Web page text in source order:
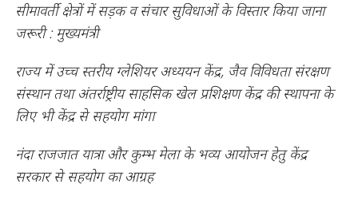
सीमावर्ती क्षेत्रों में सड़क व संचार सुविधाओं के विस्तार किया जाना
जरूरी : मुख्यमंत्री
राज्य में उच्च स्तरीय ग्लेशियर अध्ययन केंद्र, जैव विविधता संरक्षण
संस्थान तथा अंतर्राष्ट्रीय साहसिक खेल प्रशिक्षण केंद्र की स्थापना के
लिए भी केंद्र से सहयोग मांगा
नंदा राजजात यात्रा और कुम्भ मेला के भव्य आयोजन हेतु केंद्र
सरकार से सहयोग का आग्रह